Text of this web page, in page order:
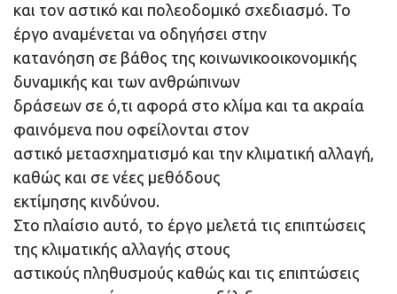
και τον αστικό και πολεοδομικό σχεδιασμό. Το
έργο αναμένεται να οδηγήσει στην
κατανόηση σε βάθος της κοινωνικοοικονομικής
δυναμικής και των ανθρώπινων
δράσεων σε ό,τι αφορά στο κλίμα και τα ακραία
φαινόμενα που οφείλονται στον
αστικό μετασχηματισμό και την κλιματική αλλαγή,
καθώς και σε νέες μεθόδους
εκτίμησης κινδύνου.
Στο πλαίσιο αυτό, το έργο μελετά τις επιπτώσεις
της κλιματικής αλλαγής στους
αστικούς πληθυσμούς καθώς και τις επιπτώσεις